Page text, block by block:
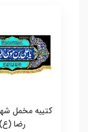
کتیبه مخمل
رضا (ع)